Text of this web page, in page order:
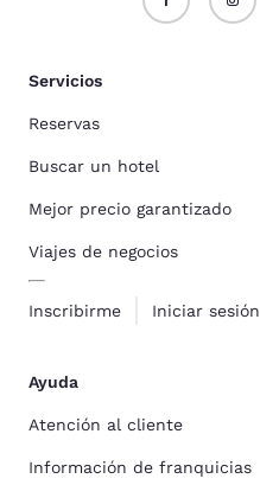
Servicios
Reservas
Buscar un hotel
Mejor precio garantizado
Viajes de negocios
Inscribirme Iniciar sesión
Ayuda
Atención al cliente
Información de franquicias